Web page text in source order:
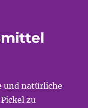
und natürliche
zu